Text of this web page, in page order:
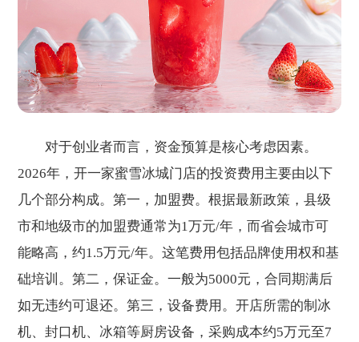
对于创业者而言，资金预算是核心考虑因素。
2026年，开一家蜜雪冰城门店的投资费用主要由以下
几个部分构成。第一，加盟费。根据最新政策，县级
市和地级市的加盟费通常为1万元/年，而省会城市可
能略高，约1.5万元/年。这笔费用包括品牌使用权和基
础培训。第二，保证金。一般为5000元，合同期满后
如无违约可退还。第三，设备费用。开店所需的制冰
机、封口机、冰箱等厨房设备，采购成本约5万元至7